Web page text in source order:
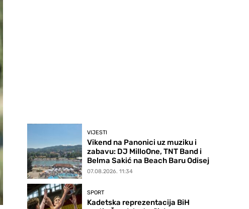
VIJESTI
Vikend na Panonici uz muziku i
zabavu: DJ MilloOne, TNT Band i
Belma Sakić na Beach Baru Odisej
07.08.2026. 11:34
SPORT
Kadetska reprezentacija BiH